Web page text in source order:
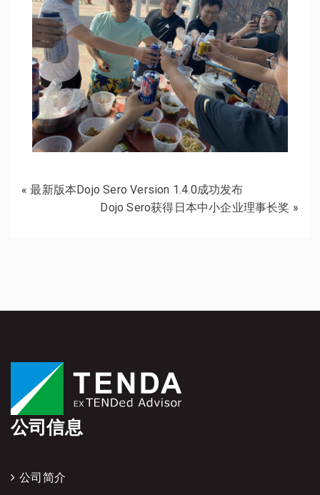
«最新版本Dojo Sero Version 1.4.0成功发布
Dojo Sero获得日本中小企业理事长奖 »
公司信息
公司简介